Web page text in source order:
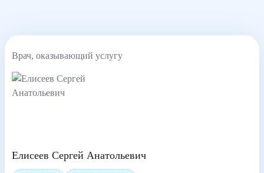
Врач, оказывающий услугу
Елисеев Сергей Анатольевич